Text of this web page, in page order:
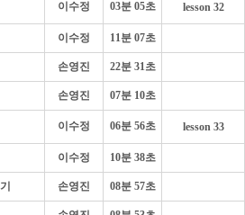
이수정 03분 05초 lesson 32
이수정 11분 07초
손영진 22분 31초
손영진 07분 10초
이수정 06분 56초 lesson 33
이수정 10분 38초
손영진 08분 57초